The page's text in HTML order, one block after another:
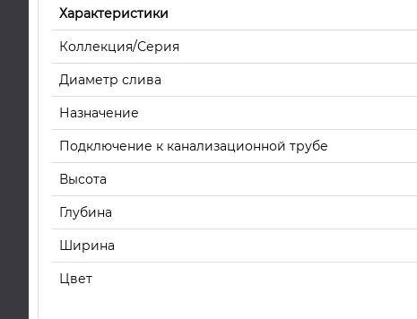
Характеристики
Коллекция/Серия
Диаметр слива
Назначение
Подключение к канализационной трубе
Высота
Глубина
Ширина
Цвет